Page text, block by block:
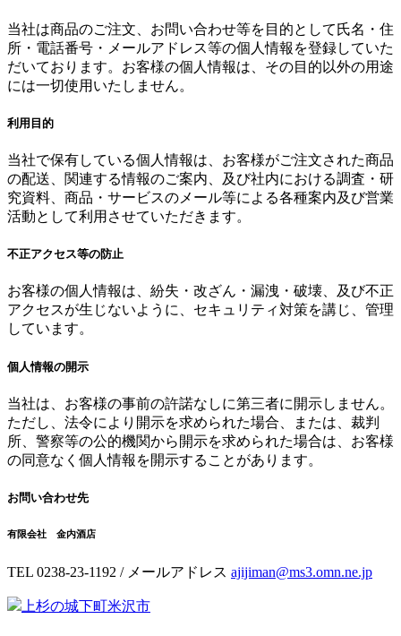
当社は商品のご注文、お問い合わせ等を目的として氏名・住
所・電話番号・メールアドレス等の個人情報を登録していた
だいております。お客様の個人情報は、その目的以外の用途
には一切使用いたしません。
利用目的
当社で保有している個人情報は、お客様がご注文された商品
の配送、関連する情報のご案内、及び社内における調査・研
究資料、商品・サービスのメール等による各種案内及び営業
活動として利用させていただきます。
不正アクセス等の防止
お客様の個人情報は、紛失・改ざん・漏洩・破壊、及び不正
アクセスが生じないように、セキュリティ対策を講じ、管理
しています。
個人情報の開示
当社は、お客様の事前の許諾なしに第三者に開示しません。
ただし、法令により開示を求められた場合、または、裁判
所、警察等の公的機関から開示を求められた場合は、お客様
の同意なく個人情報を開示することがあります。
お問い合わせ先
有限会社 金内酒店
TEL 0238-23-1192 / メールアドレス ajijiman@ms3.omn.ne.jp
上杉の城下町米沢市